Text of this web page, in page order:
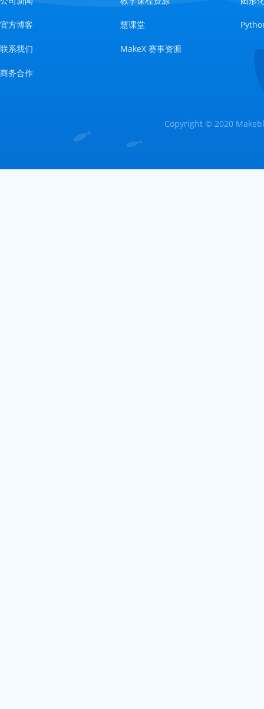
官方博客
联系我们
商务合作
慧课堂
MakeX 赛事资源
Copyright © 2020